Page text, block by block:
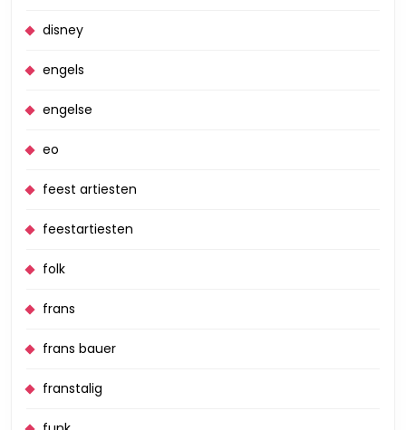
disney
engels
engelse
eo
feest artiesten
feestartiesten
folk
frans
frans bauer
franstalig